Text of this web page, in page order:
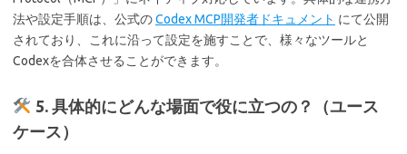
法や設定手順は、公式のCodex MCP開発者ドキュメント にて公開
されており、これに沿って設定を施すことで、様々なツールと
Codexを合体させることができます。
5. 具体的にどんな場面で役に立つの？（ユース
ケース）